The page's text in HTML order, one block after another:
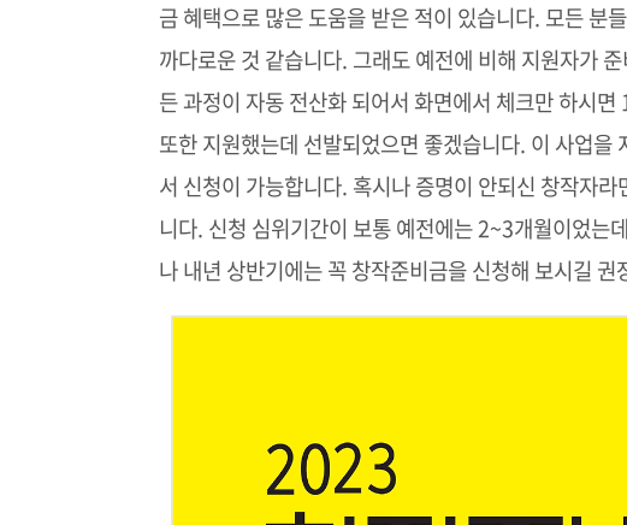
금 혜택으로 많은 도움을 받은 적이 있습니다. 모든 분
까다로운 것 같습니다. 그래도 예전에 비해 지원자가
든 과정이 자동 전산화 되어서 화면에서 체크만 하시
또한 지원했는데 선발되었으면 좋겠습니다. 이 사업
서 신청이 가능합니다. 혹시나 증명이 안되신 창작자
니다. 신청 심위기간이 보통 예전에는 2~3개월이었는
나 내년 상반기에는 꼭 창작준비금을 신청해 보시길 권